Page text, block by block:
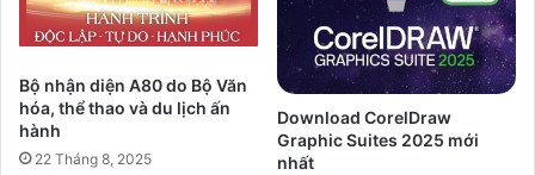
Bộ nhận diện A80 do Bộ Văn
hóa, thể thao và du lịch ấn
hành
22 Tháng 8, 2025
Download CorelDraw
Graphic Suites 2025 mới
nhất